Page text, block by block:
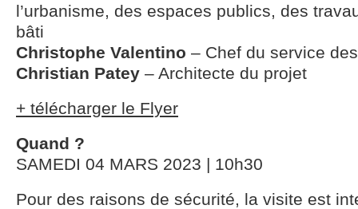
l’urbanisme, des espaces publics, des
bâti
Christophe Valentino – Chef du service
Christian Patey – Architecte du projet
+ télécharger le Flyer
Quand ?
SAMEDI 04 MARS 2023 | 10h30
Pour des raisons de sécurité, la visite est